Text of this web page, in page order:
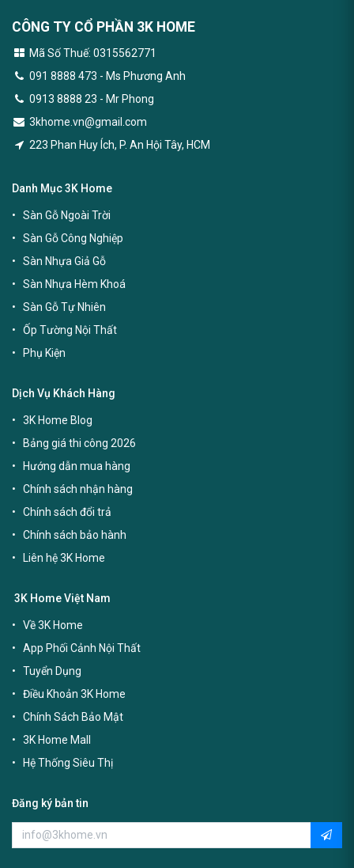
CÔNG TY CỔ PHẦN 3K HOME
Mã Số Thuế: 0315562771
091 8888 473 - Ms Phương Anh
0913 8888 23 - Mr Phong
3khome.vn@gmail.com
223 Phan Huy Ích, P. An Hội Tây, HCM
Danh Mục 3K Home
Sàn Gỗ Ngoài Trời
Sàn Gỗ Công Nghiệp
Sàn Nhựa Giả Gỗ
Sàn Nhựa Hèm Khoá
Sàn Gỗ Tự Nhiên
Ốp Tường Nội Thất
Phụ Kiện
Dịch Vụ Khách Hàng
3K Home Blog
Bảng giá thi công 2026
Hướng dẫn mua hàng
Chính sách nhận hàng
Chính sách đổi trả
Chính sách bảo hành
Liên hệ 3K Home
3K Home Việt Nam
Về 3K Home
App Phối Cảnh Nội Thất
Tuyển Dụng
Điều Khoản 3K Home
Chính Sách Bảo Mật
3K Home Mall
Hệ Thống Siêu Thị
Đăng ký bản tin